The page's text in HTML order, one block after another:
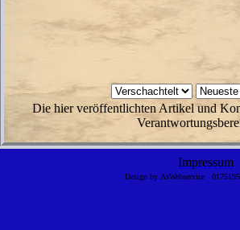
Die hier veröffentlichten Artikel und
Impressum
Design by AsWebservice